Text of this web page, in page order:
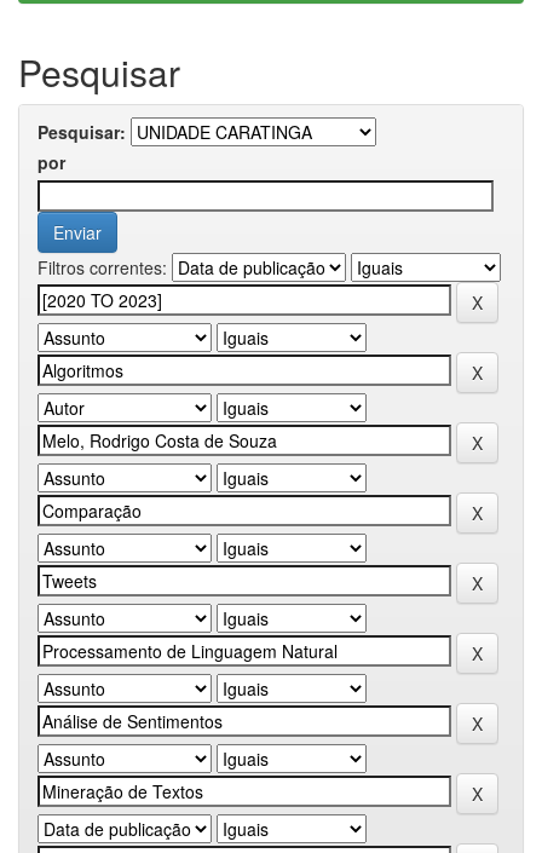
Pesquisar
Pesquisar:
por
Filtros correntes: